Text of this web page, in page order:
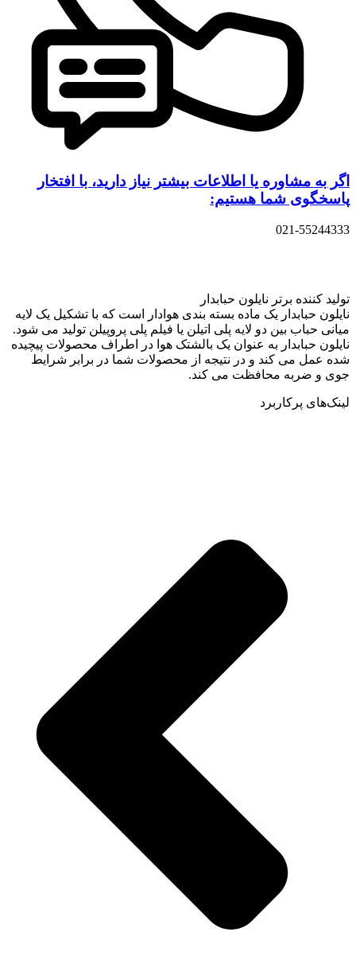
اگر به مشاوره یا اطلاعات بیشتر نیاز دارید، با افتخار
پاسخگوی شما هستیم:
021-55244333
تولید کننده برتر نایلون حبابدار
نایلون حبابدار یک ماده بسته بندی هوادار است که با تشکیل یک لایه
میانی حباب بین دو لایه پلی اتیلن یا فیلم پلی پروپیلن تولید می شود.
نایلون حبابدار به عنوان یک بالشتک هوا در اطراف محصولات پیچیده
شده عمل می کند و در نتیجه از محصولات شما در برابر شرایط
جوی و ضربه محافظت می کند.
لینک‌های پرکاربرد